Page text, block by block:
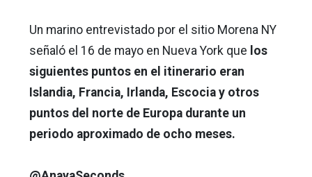
Un marino entrevistado por el sitio Morena NY
señaló el 16 de mayo en Nueva York que los
siguientes puntos en el itinerario eran
Islandia, Francia, Irlanda, Escocia y otros
puntos del norte de Europa durante un
periodo aproximado de ocho meses.